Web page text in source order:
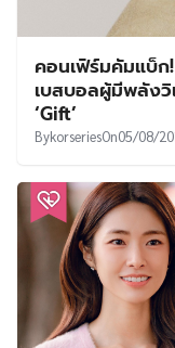
คอนเฟิร์มคัมแบ็ก
เบสบอลผู้มีพลังวิ
‘Gift’
BykorseriesOn05/08/